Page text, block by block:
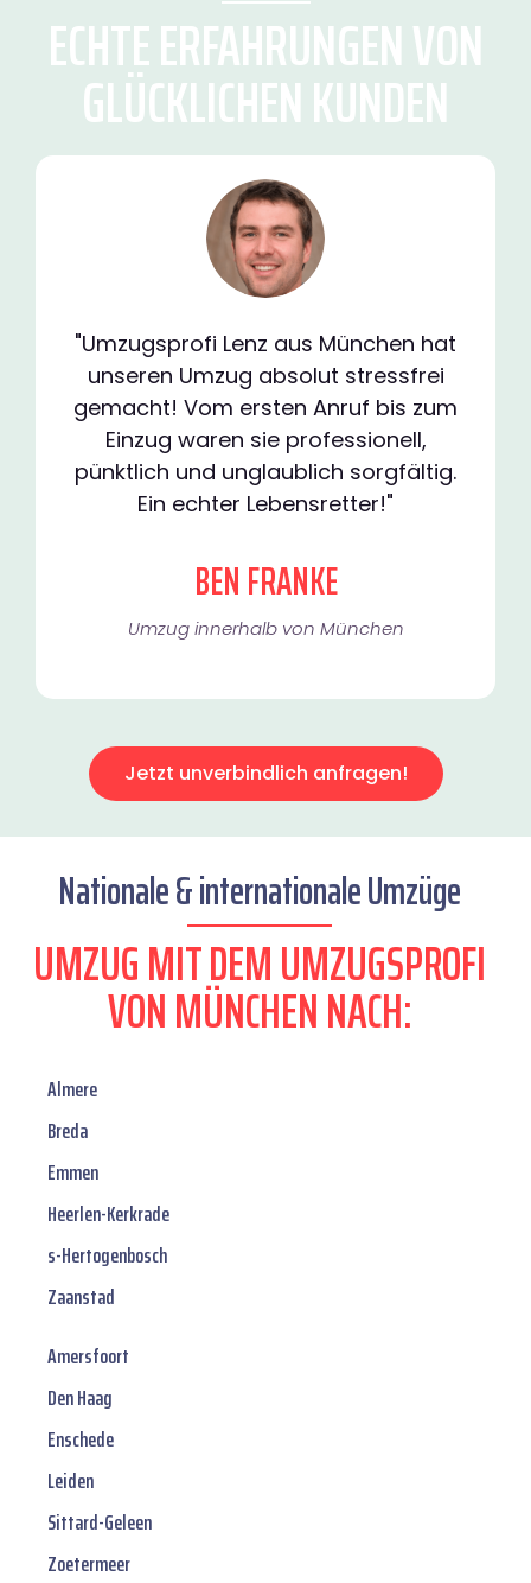
ECHTE ERFAHRUNGEN VON
GLÜCKLICHEN KUNDEN
"Umzugsprofi Lenz aus München hat
unseren Umzug absolut stressfrei
gemacht! Vom ersten Anruf bis zum
Einzug waren sie professionell,
pünktlich und unglaublich sorgfältig.
Ein echter Lebensretter!"
BEN FRANKE
Umzug innerhalb von München​
Jetzt unverbindlich anfragen!
Nationale & internationale Umzüge
UMZUG MIT DEM UMZUGSPROFI
VON MÜNCHEN NACH:
Almere
Breda
Emmen
Heerlen-Kerkrade
s-Hertogenbosch
Zaanstad
Amersfoort
Den Haag
Enschede
Leiden
Sittard-Geleen
Zoetermeer